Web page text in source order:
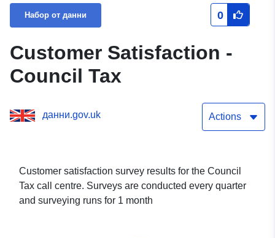
Набор от данни 0
Customer Satisfaction -
Council Tax
данни.gov.uk Actions
Customer satisfaction survey results for the Council
Tax call centre. Surveys are conducted every quarter
and surveying runs for 1 month